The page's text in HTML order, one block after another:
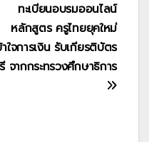
ทะเบียนอบรมออนไลน์
หลักสูตร ครูไทยยุคใหม่
าใจการเงิน รับเกียรติบัตร
จากกระทรวงศึกษาธิการ